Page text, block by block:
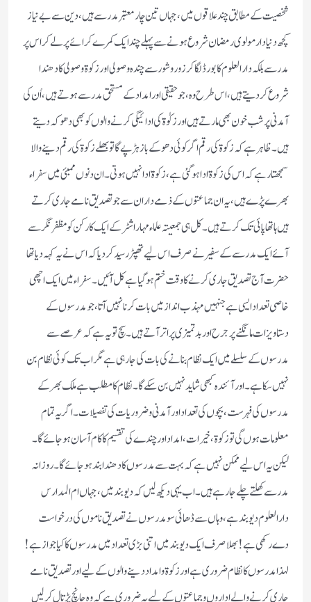
شخصیت کے مطابق چند علاقوں میں ، جہاں تین چار معتبر مدرسے ہیں ، دین سے بے نیاز
کچھ دنیا دار مولوی رمضان شروع ہونے سے پہلے چند ایک کمرے کرائے پر لے کر اس پر
مدرسے بلکہ دارالعلوم کا بورڈ لگا کر زور و شور سے چندہ وصولی اور زکوۃ وصولی کا دھندا
شروع کر دیتے ہیں ، اس طرح وہ ، جو حقیقی اور امداد کے مستحق مدرسے ہوتے ہیں ، اُن کی
آمدنی پر شب خون بھی مارتے ہیں اور زکوٰۃ کی ادائیگی کرنے والوں کو بھی دھوکہ دیتے
ہیں ۔ ظاہر ہے کہ زکوۃ کی رقم اگر کوئی دھوکے باز ہڑپے گا تو بھلے زکوۃ کی رقم دینے والا
سمجھتا رہے کہ اس کی زکوۃ ادا ہو گئی ہے ، زکوۃ ادا نہیں ہوتی ۔ ان دنوں ممبئی میں سفراء
بھرے پڑے ہیں ، یہ ان جماعتوں کے ذمے داران سے جو تصدیق نامے جاری کرتے
ہیں ہاتھاپائی تک کرتے ہیں ۔ کل ہی جمعیتہ علماء مہاراشٹر کے ایک کارکن کو مظفر نگر سے
آئے ایک مدرسے کے سفیر نے صرف اس لیے تھپڑ رسید کردیا کہ اس نے یہ کہہ دیا تھا
حضرت آج تصدیق جاری کرنے کا وقت ختم ہو گیا ہے کل آئیں ۔ سفراء میں ایک اچھی
خاصی تعداد ایسی ہے جنہیں مہذب انداز میں بات کرنا نہیں آتا ، جو مدرسوں کے
دستاویزات مانگنے پر جرح اور بدتمیزی پر اتر آتے ہیں ۔ سچ تو یہ ہے کہ عرصے سے
مدرسوں کے سلسلے میں ایک نظام بنانے کی بات کی جا رہی ہے مگر اب تک کوئی نظام بن
نہیں سکا ہے ۔ اور آئندہ کبھی شاید نہیں بن سکے گا ۔ نظام کا مطلب ہے ملک بھر کے
مدرسوں کی فہرست ، بچوں کی تعداد اور آمدنی و ضروریات کی تفصیلات ۔ اگر یہ تمام
معلومات ہوں گی تو زکوۃ ، خیرات ، امداد اور چندے کی تقسیم کا کام آسان ہوجائے گا ۔
لیکن یہ اس لیے ممکن نہیں ہے کہ بہت سے مدرسوں کا دھندا بند ہو جائے گا ۔ روزانہ
مدرسے کھلتے چلے جا رہے ہیں ۔ اب یہی دیکھ لیں کہ دیوبند میں ، جہاں ام المدارس
دارالعلوم دیوبند ہے ، وہاں سے ڈھائی سو مدرسوں نے تصدیق ناموں کی درخواست
دے رکھی ہے ! بھلا صرف ایک دیوبند میں اتنی بڑی تعداد میں مدرسوں کا کیا جواز ہے !
لہذا مدرسوں کا نظام ضروری ہے اور زکوۃ و امداد دینے والوں کے لیے اور تصدیق نامے
جاری کرنے والے اداروں و جماعتوں کے لیے یہ ضروری ہے کہ وہ جانچ پڑتال کر لیں